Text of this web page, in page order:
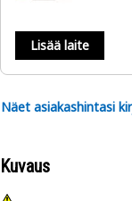
Lisää laite
Näet asiakashintasi
Kuvaus